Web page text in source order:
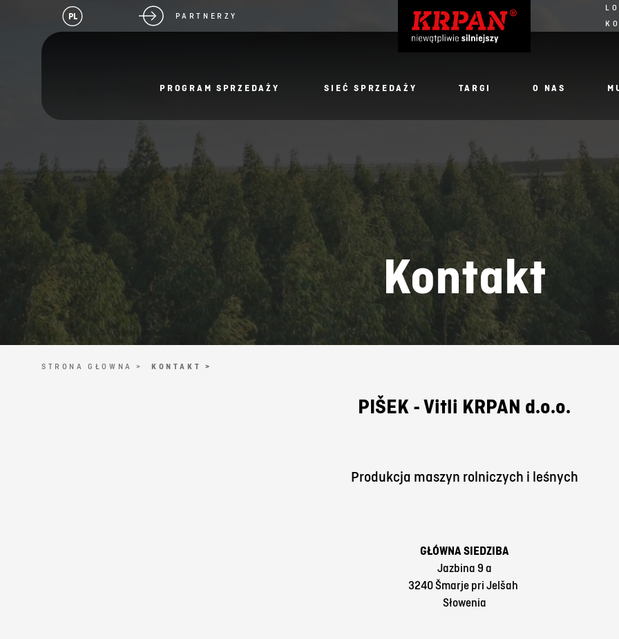
PL PARTNERZY
PROGRAM SPRZEDAŻY SIEĆ SPRZEDAŻY TARGI O NAS
Kontakt
STRONA GŁOWNA > KONTAKT >
PIŠEK - Vitli KRPAN d.o.o.
Produkcja maszyn rolniczych i leśnych
GŁÓWNA SIEDZIBA
Jazbina 9 a
3240 Šmarje pri Jelšah
Słowenia